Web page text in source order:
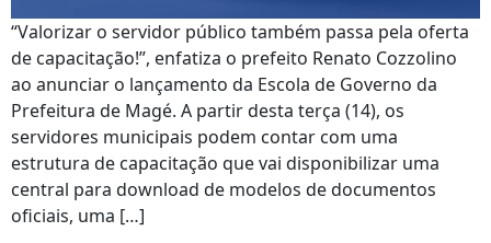
“Valorizar o servidor público também passa pela oferta
de capacitação!”, enfatiza o prefeito Renato Cozzolino
ao anunciar o lançamento da Escola de Governo da
Prefeitura de Magé. A partir desta terça (14), os
servidores municipais podem contar com uma
estrutura de capacitação que vai disponibilizar uma
central para download de modelos de documentos
oficiais, uma […]